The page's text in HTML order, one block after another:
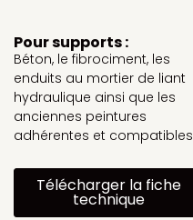
Pour supports :
Béton, le fibrociment, les
enduits au mortier de liant
hydraulique ainsi que les
anciennes peintures
adhérentes et compatibles
Télécharger la fiche
technique